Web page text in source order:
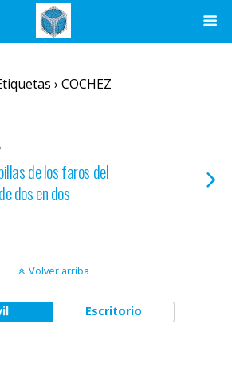
› COCHEZ
de los faros del
dos en dos
Volver arriba
Escritorio